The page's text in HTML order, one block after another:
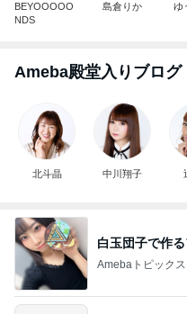
BEYOOOOO
NDS
島倉りか ゆ
Ameba殿堂入りブログ
北斗晶 中川翔子
白玉団子で作
Amebaトピックス